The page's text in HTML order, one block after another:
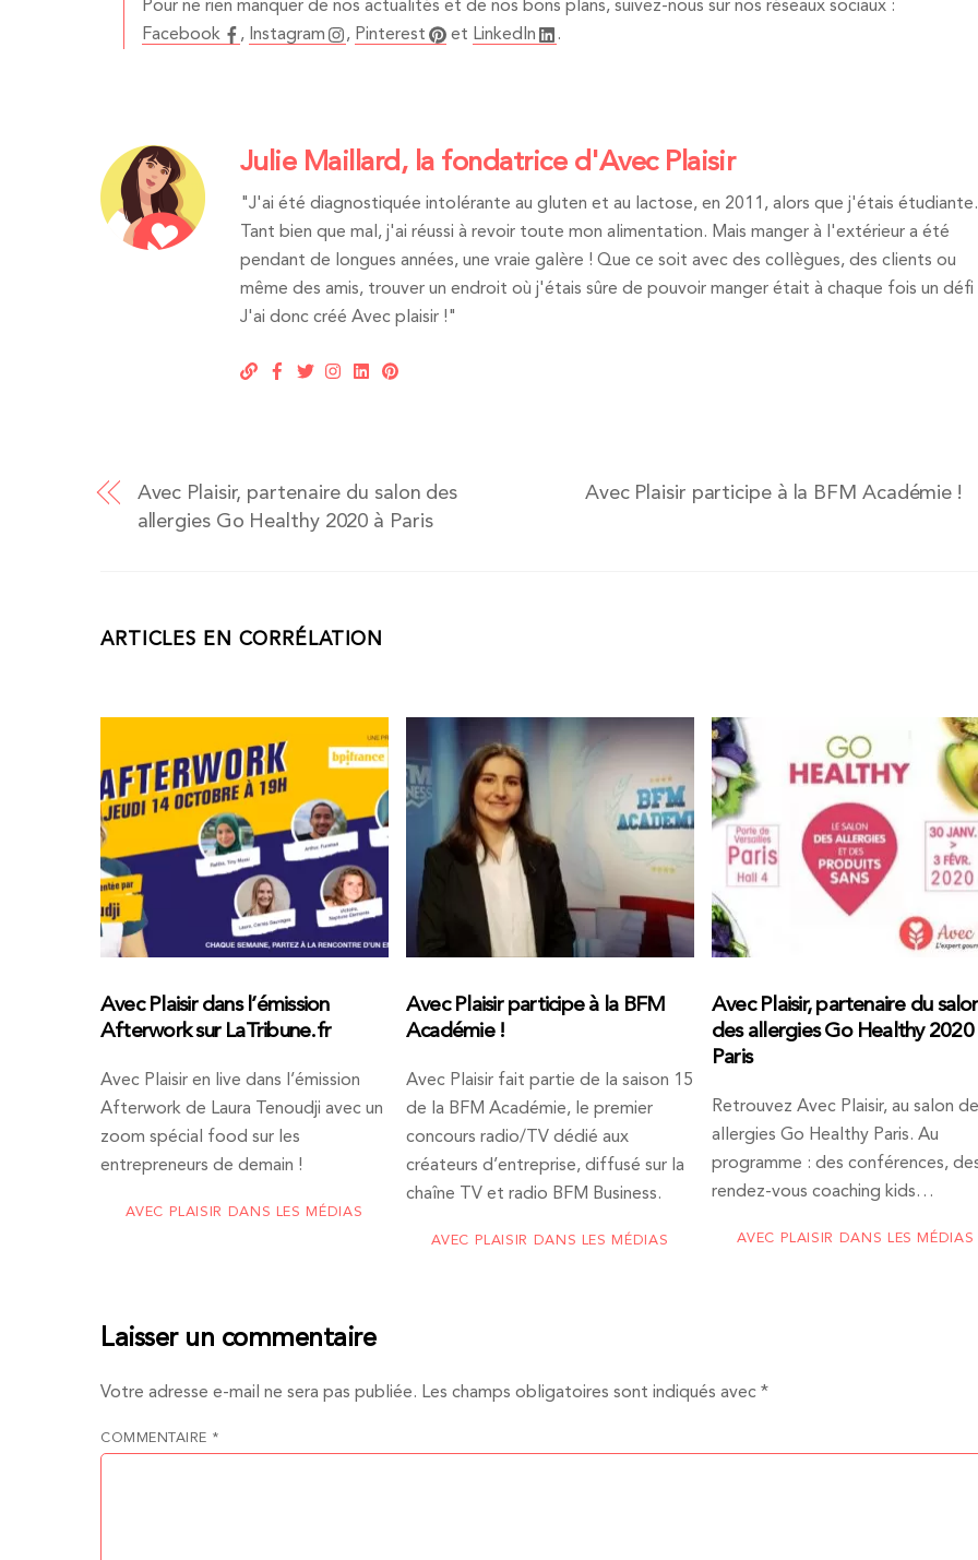
Pour ne rien manquer de nos actualités et de nos bons plans, suivez-nous sur nos réseaux sociaux :
Facebook
, Instagram , Pinterest et LinkedIn .
Julie Maillard, la fondatrice d'Avec Plaisir
"J'ai été diagnostiquée intolérante au gluten et au lactose, en 2011, alors que j'étais étudiante.
Tant bien que mal, j'ai réussi à revoir toute mon alimentation. Mais manger à l'extérieur a été
pendant de longues années, une vraie galère ! Que ce soit avec des collègues, des clients ou
même des amis, trouver un endroit où j'étais sûre de pouvoir manger était à chaque fois un défi
J'ai donc créé Avec plaisir !"
Avec Plaisir, partenaire du salon des
allergies Go Healthy 2020 à Paris
Avec Plaisir participe à la BFM Académie !
ARTICLES EN CORRÉLATION
Avec Plaisir dans l’émission
Afterwork sur LaTribune.fr
Avec Plaisir en live dans l’émission
Afterwork de Laura Tenoudji avec un
zoom spécial food sur les
entrepreneurs de demain !
AVEC PLAISIR DANS LES MÉDIAS
Avec Plaisir participe à la BFM
Académie !
Avec Plaisir fait partie de la saison 15
de la BFM Académie, le premier
concours radio/TV dédié aux
créateurs d’entreprise, diffusé sur la
chaîne TV et radio BFM Business.
AVEC PLAISIR DANS LES MÉDIAS
Avec Plaisir, partenaire du
des allergies Go Healthy 2020
Paris
Retrouvez Avec Plaisir, au salon
allergies Go Healthy Paris. Au
programme : des conférences,
rendez-vous coaching kids…
AVEC PLAISIR DANS LES MÉDIAS
Laisser un commentaire
Votre adresse e-mail ne sera pas publiée. Les champs obligatoires sont indiqués avec *
COMMENTAIRE *